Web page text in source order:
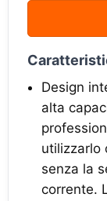
Design
alta
utilizzarlo
senza la
corrente.